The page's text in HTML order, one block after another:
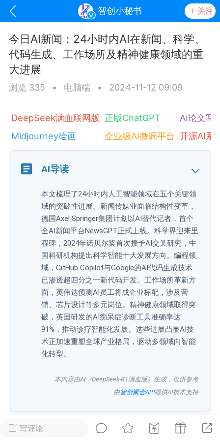
智创小秘书 关注
中英翻译
事想用上客户端...
#智狐AI工作台
21
龙坤智创合作品牌
电脑端 公开内容
者怎么接入Claude Opus 5 ？智创聚合
Opus 5 已在 Claude、Claude
、Google Cloud 和 Microsoft Foundry
注接入效率、调用成本和企业报销流程
写评论
今日AI新闻：24小时内AI在新闻、科学、
代码生成、工作场所及精神健康领域的重
大进展
浏览 335 • 电脑端 • 2024-11-12 09:09
DeepSeek满血联网版
Midjourney绘画
正版ChatGPT
企业级AI微调平台
AI论文写
开源AI系
AI导读
本文梳理了24小时内人工智能领域在五个关键领
域的突破性进展。新闻传媒业面临结构性变革，
德国Axel Springer集团计划以AI替代记者，首个
全AI新闻平台NewsGPT正式上线。科学界迎来里
程碑，2024年诺贝尔奖首次授予AI交叉研究，中
国科研机构提出科学智能十大发展方向。编程领
域，GitHub Copilot与Google的AI代码生成技术
已渗透超四分之一新代码开发。工作场所革新方
面，英伟达预测AI员工将成企业标配，涉及营
销、芯片设计等多元岗位。精神健康领域取得突
破，英国研发的AI痴呆症诊断工具准确率达
91%，推动诊疗智能化发展。这些进展凸显AI技
术正加速重塑全球产业格局，驱动多领域向智能
化转型。
本内容由AI（DeepSeek-R1满血版）生成，仅供参考
由智创聚合API提供AI技术支持
在过去24小时内，AI人工智能领域发生了多起重要